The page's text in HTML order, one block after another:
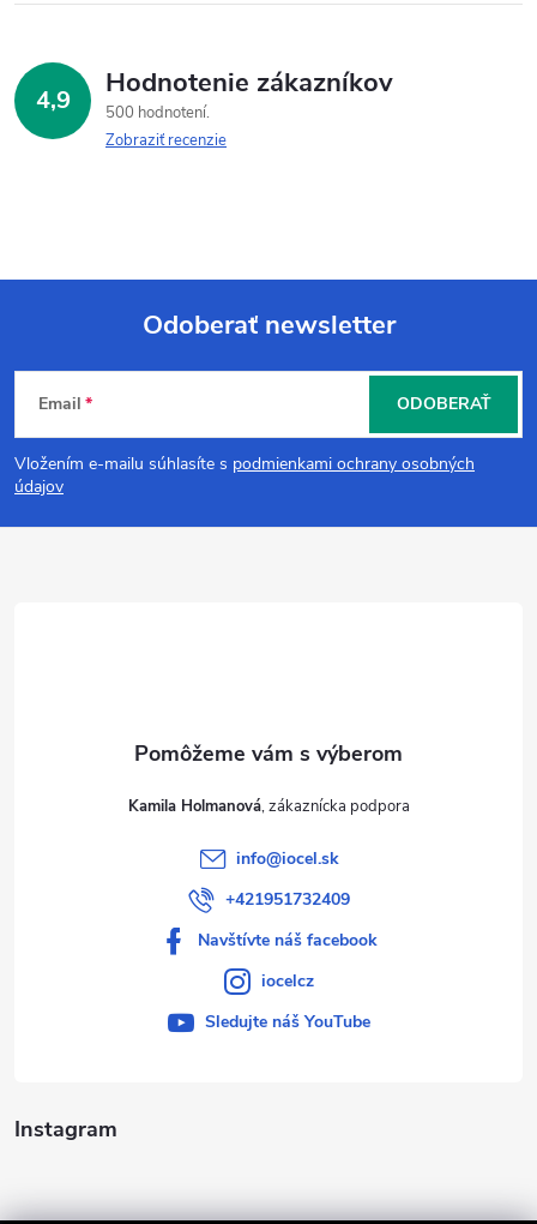
4,9 Hodnotenie zákazníkov
500 hodnotení
Zobraziť recenzie
Z
á
p
Odoberať newsletter
Email
Vložením e-mailu súhlasíte s podmienkami ochrany osobných
údajov
ODOBERAŤ
Instagram
Kamila Holmanová
info@iocel.sk
+421951732409
Navštívte náš facebook
iocelcz
Sledujte náš YouTube